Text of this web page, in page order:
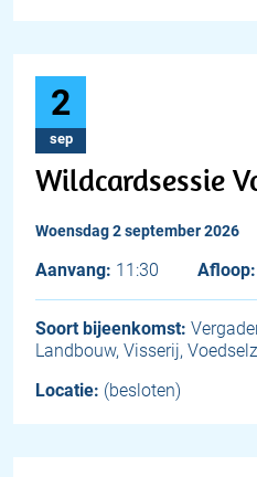
2
sep
Wildcardsessie
woensdag 2 september 2026
Aanvang: 11:30 Afloop:
Soort bijeenkomst:
Landbouw, Visserij,
Locatie: (besloten)